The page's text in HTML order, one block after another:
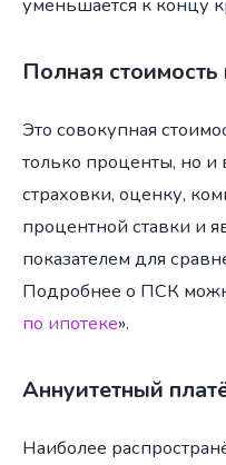
уменьшается к концу
Полная
Это совокупная
только проценты, но
страховки, оценку,
процентной ставки и
показателем для
Подробнее о ПСК
по ипотеке».
Аннуитетный
Наиболее